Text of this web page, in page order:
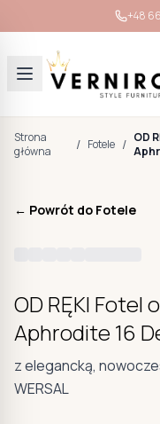
+48
Strona
główna
/ Fotele / OD
← Powrót do Fotele
OD RĘKI
Aphrodite 16
z elegancką,
WERSAL